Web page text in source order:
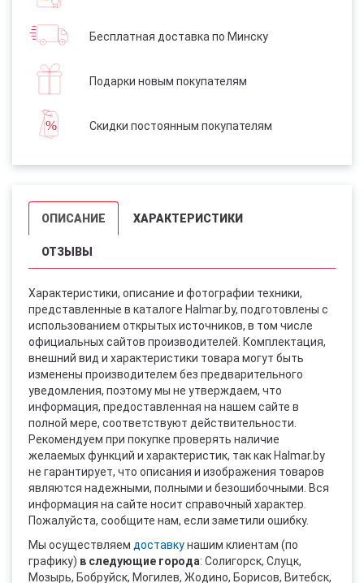
Бесплатная доставка по Минску
Подарки новым покупателям
Скидки постоянным покупателям
ОПИСАНИЕ ХАРАКТЕРИСТИКИ
ОТЗЫВЫ
Характеристики, описание и фотографии техники,
представленные в каталоге Halmar.by, подготовлены с
использованием открытых источников, в том числе
официальных сайтов производителей. Комплектация,
внешний вид и характеристики товара могут быть
изменены производителем без предварительного
уведомления, поэтому мы не утверждаем, что
информация, предоставленная на нашем сайте в
полной мере, соответствуют действительности.
Рекомендуем при покупке проверять наличие
желаемых функций и характеристик, так как Halmar.by
не гарантирует, что описания и изображения товаров
являются надежными, полными и безошибочными. Вся
информация на сайте носит справочный характер.
Пожалуйста, сообщите нам, если заметили ошибку.
Мы осуществляем доставкунашим клиентам (по
графику) в следующие города: Солигорск, Слуцк,
Мозырь, Бобруйск, Могилев, Жодино, Борисов, Витебск,